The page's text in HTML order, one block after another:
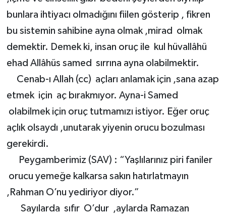
bunlara ihtiyacı olmadığını fiilen gösterip , fikren
bu sistemin sahibine ayna olmak ,mirad olmak
demektir. Demek ki, insan oruç ile kul hüvallâhü
ehad Allâhüs samed sırrına ayna olabilmektir.
Cenab-ı Allah (cc) açları anlamak için ,sana azap
etmek için aç bırakmıyor. Ayna-i Samed
olabilmek için oruç tutmamızı istiyor. Eğer oruç
açlık olsaydı ,unutarak yiyenin orucu bozulması
gerekirdi.
Peygamberimiz (SAV) : “Yaşlılarınız piri faniler
orucu yemeğe kalkarsa sakın hatırlatmayın
,Rahman O’nu yediriyor diyor.”
Sayılarda sıfır O’dur ,aylarda Ramazan